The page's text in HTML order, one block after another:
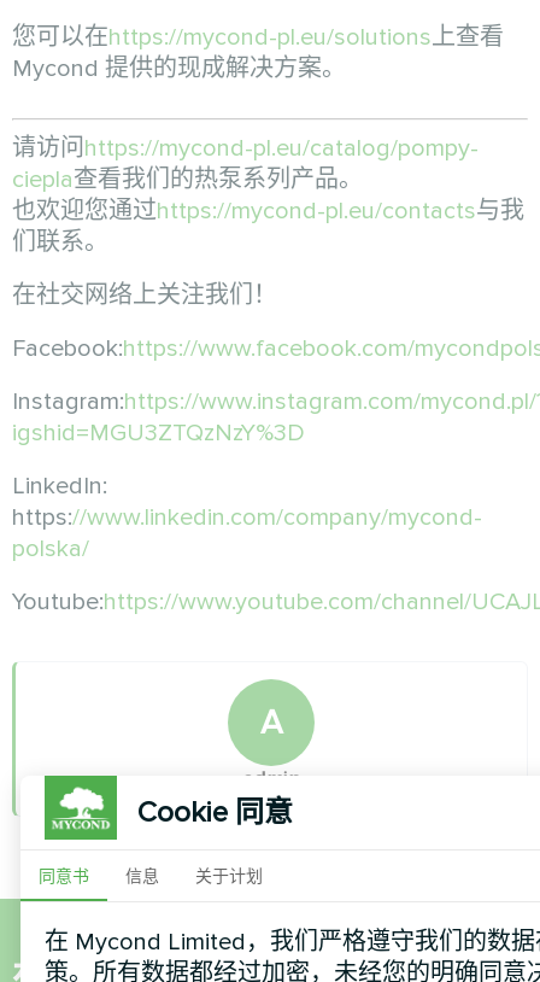
您可以在https://mycond-pl.eu/solutions上查看
Mycond 提供的现成解决方案。
请访问 https://mycond-pl.eu/catalog/pompy-
ciepla查看我们的热泵系列产品。
也欢迎您通过https://mycond-pl.eu/contacts与我
们联系。
在社交网络上关注我们！
Facebook:https://www.facebook.com/
Instagram:https://www.instagram.com/mycond.pl/
igshid=MGU3ZTQzNzY%3D
LinkedIn:
https://www.linkedin.com/company/mycond-
polska/
Youtube:https://www.youtube.com/channel/
A
admin
Cookie 同意
同意书 信息 关于计划
在 Mycond Limited，我们严格遵守我们的数
策。所有数据都经过加密，未经您的明确同意